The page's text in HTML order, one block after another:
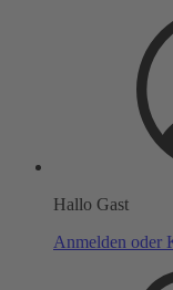
Hallo Gast
Anmelden oder